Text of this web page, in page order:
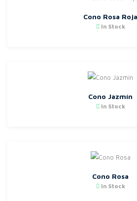
Cono Rosa Roja
In Stock
Cono Jazmín
In Stock
Cono Rosa
In Stock